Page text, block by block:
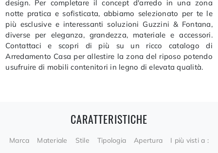
design. Per completare il concept d'arredo in una zona
notte pratica e sofisticata, abbiamo selezionato per te le
più esclusive e interessanti soluzioni Guzzini & Fontana,
diverse per eleganza, grandezza, materiale e accessori.
Contattaci e scopri di più su un ricco catalogo di
Arredamento Casa per allestire la zona del riposo potendo
usufruire di mobili contenitori in legno di elevata qualità.
CARATTERISTICHE
Marca Materiale Stile Tipologia Apertura I più visti a :